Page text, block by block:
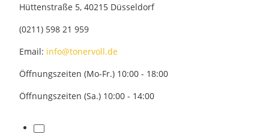
Hüttenstraße 5, 40215 Düsseldorf
(0211) 598 21 959
Email: info@tonervoll.de
Öffnungszeiten (Mo-Fr.) 10:00 - 18:00
Öffnungszeiten (Sa.) 10:00 - 14:00